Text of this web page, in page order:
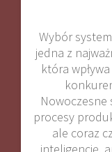
Wybór
jedna z
która
Nowoczesne
procesy
ale coraz
inteligencję,